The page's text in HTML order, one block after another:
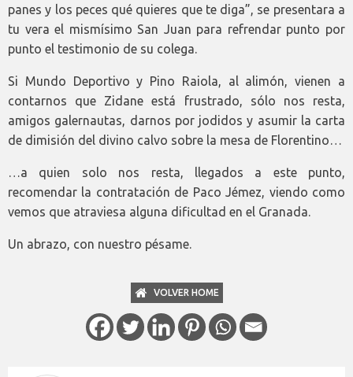
panes y los peces qué quieres que te diga”, se presentara a
tu vera el mismísimo San Juan para refrendar punto por
punto el testimonio de su colega.
Si Mundo Deportivo y Pino Raiola, al alimón, vienen a
contarnos que Zidane está frustrado, sólo nos resta,
amigos galernautas, darnos por jodidos y asumir la carta
de dimisión del divino calvo sobre la mesa de Florentino…
…a quien solo nos resta, llegados a este punto,
recomendar la contratación de Paco Jémez, viendo como
vemos que atraviesa alguna dificultad en el Granada.
Un abrazo, con nuestro pésame.
VOLVER HOME